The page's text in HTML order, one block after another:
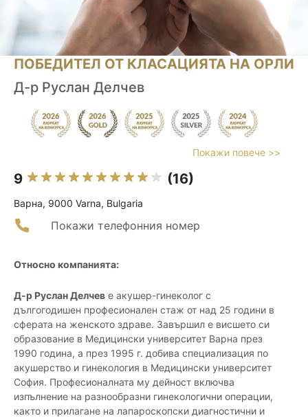
ПОБЕДИТЕЛ ОТ КЛАСАЦИЯТА НА ОРЛИ
Д-р Руслан Делчев
Покажи повече >>
9 (16)
Варна, 9000 Varna, Bulgaria
Покажи телефонния номер
Относно компанията:
Д-р Руслан Делчев е акушер-гинеколог с
дългогодишен професионален стаж от над 25 години в
сферата на женското здраве. Завършил е висшето си
образование в Медицински университет Варна през
1990 година, а през 1995 г. добива специализация по
акушерство и гинекология в Медицински университет
София. Професионалната му дейност включва
изпълнение на разнообразни гинекологични операции,
както и прилагане на лапароскопски диагностични и